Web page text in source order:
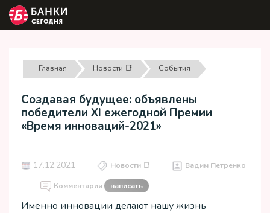
Главная Новости 📑 События
Создавая будущее: объявлены
победители XI ежегодной Премии
«Время инноваций-2021»
17.12.2021 Новости 📑 Вадим Петренко
Комментарии написать
Именно инновации делают нашу жизнь